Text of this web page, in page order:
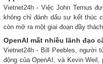
Vietnet24h - Việc John Ternus
không chỉ đánh dấu sự kết thúc
còn mở ra một giai đoạn đầy
OpenAI mất nhiều lãnh đạo
Vietnet24h - Bill Peebles, người
động của OpenAI, và Kevin